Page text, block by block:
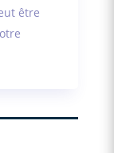
être